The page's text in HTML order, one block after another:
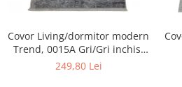
Covor Living/dormitor modern
Trend, 0015A Gri/Gri inchis,
120 x 170 cm
249,80 Lei